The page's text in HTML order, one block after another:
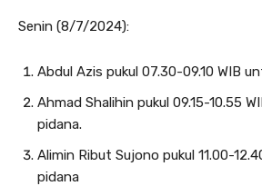
Senin (8/7/2024):
Abdul Azis pukul 07.30-09.10 WIB
Ahmad Shalihin pukul 09.15-10.55
pidana.
Alimin Ribut Sujono pukul 11.00-
pidana